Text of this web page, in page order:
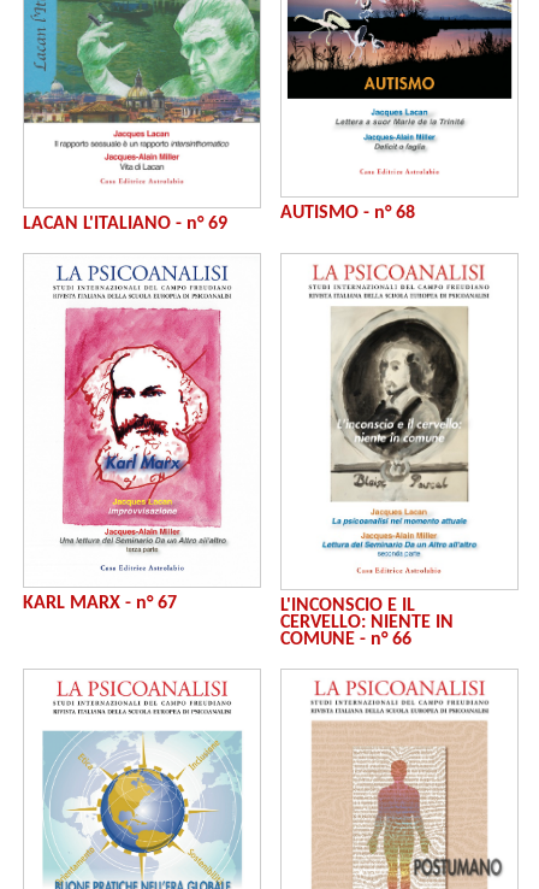
LACAN L'ITALIANO - n° 69
AUTISMO - n° 68
KARL MARX - n° 67
L'INCONSCIO E IL
CERVELLO: NIENTE IN
COMUNE - n° 66